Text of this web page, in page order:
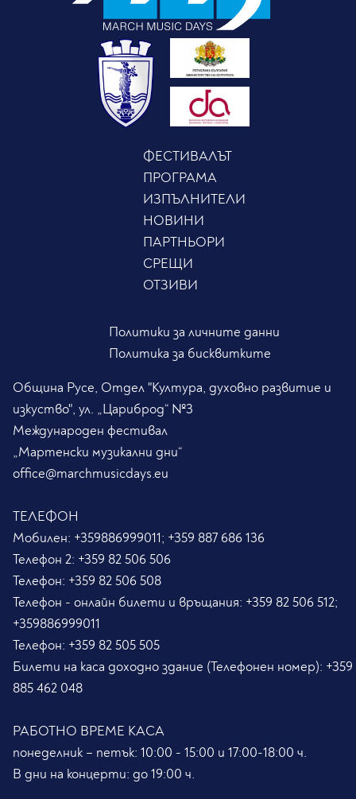
ФЕСТИВАЛЪТ
ПРОГРАМА
ИЗПЪЛНИТЕЛИ
НОВИНИ
ПАРТНЬОРИ
СРЕЩИ
ОТЗИВИ
Политики за личните данни
Политика за бисквитките
Община Русе, Отдел "Култура, духовно развитие и
изкуство", ул. „Цариброд“ №3
Международен фестивал
„Мартенски музикални дни“
office@marchmusicdays.eu
ТЕЛЕФОН
Мобилен: +359886999011; +359 887 686 136
Телефон 2: +359 82 506 506
Телефон: +359 82 506 508
Телефон - онлайн билети и връщания: +359 82 506 512;
+359886999011
Телефон: +359 82 505 505
Билети на каса доходно здание (Телефонен номер): +359
885 462 048
РАБОТНО ВРЕМЕ КАСА
понеделник – петък: 10:00 - 15:00 и 17:00-18:00 ч.
В дни на концерти: до 19:00 ч.